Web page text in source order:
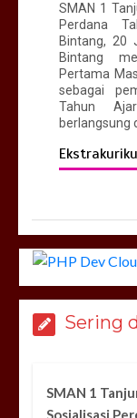
SMAN 1
Perdana
Bintang, 20
Bintang
Pertama
sebagai
Tahun
berlangsung
Sering
SMAN 1